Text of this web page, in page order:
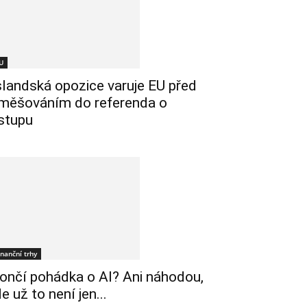
opozice varuje EU před
do referenda o
trhy
pohádka o AI? Ani náhodou,
už to není jen...